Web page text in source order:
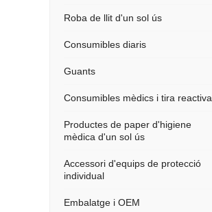
Roba de llit d'un sol ús
Consumibles diaris
Guants
Consumibles mèdics i tira reactiva
Productes de paper d'higiene
mèdica d'un sol ús
Accessori d'equips de protecció
individual
Embalatge i OEM